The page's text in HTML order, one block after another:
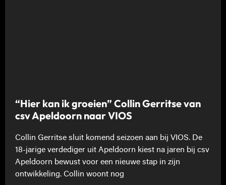
“Hier kan ik groeien” Collin Gerritse van
csv Apeldoorn naar VIOS
Collin Gerritse sluit komend seizoen aan bij VIOS. De
18-jarige verdediger uit Apeldoorn kiest na jaren bij csv
Apeldoorn bewust voor een nieuwe stap in zijn
ontwikkeling. Collin woont nog